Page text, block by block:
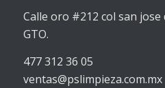
Calle oro #212 col san
GTO.
477 312 36 05
ventas@pslimpieza.com.mx